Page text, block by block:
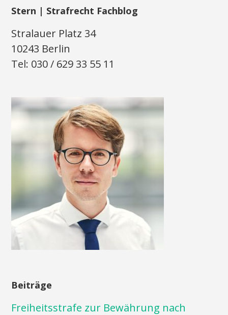
Stern | Strafrecht Fachblog
Stralauer Platz 34
10243 Berlin
Tel: 030 / 629 33 55 11
Beiträge
Freiheitsstrafe zur Bewährung nach